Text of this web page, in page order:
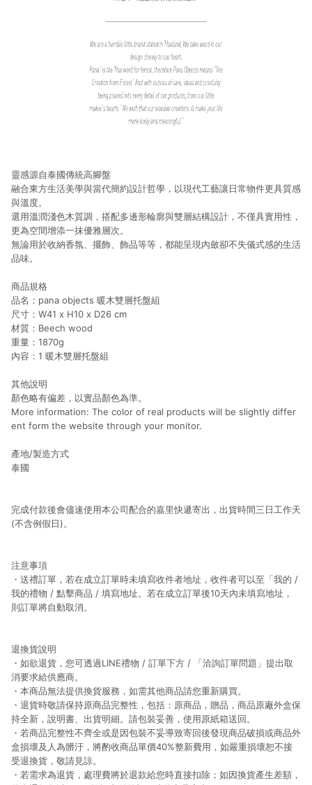
靈感源自泰國傳統高腳盤
融合東方生活美學與當代簡約設計哲學，以現代工藝讓日常物件更具質感
與溫度。
選用溫潤淺色木質調，搭配多邊形輪廓與雙層結構設計，不僅具實用性，
更為空間增添一抹優雅層次。
無論用於收納香氛、擺飾、飾品等等，都能呈現內斂卻不失儀式感的生活
品味。
商品規格
品名：pana objects 暖木雙層托盤組
尺寸：W41 x H10 x D26 cm
材質：Beech wood
重量：1870g
內容：1 暖木雙層托盤組
其他說明
顏色略有偏差，以實品顏色為準。
More information: The color of real products will be slightly differ
ent form the website through your monitor.
產地/製造方式
泰國
完成付款後會儘速使用本公司配合的嘉里快遞寄出，出貨時間三日工作天
(不含例假日)。
注意事項
・送禮訂單，若在成立訂單時未填寫收件者地址，收件者可以至「我的 /
我的禮物 / 點擊商品 / 填寫地址。若在成立訂單後10天內未填寫地址，
則訂單將自動取消。
退換貨說明
・如欲退貨，您可透過LINE禮物 / 訂單下方 / 「洽詢訂單問題」提出取
消要求給供應商。
・本商品無法提供換貨服務，如需其他商品請您重新購買。
・退貨時敬請保持原商品完整性，包括：原商品，贈品，商品原廠外盒保
持全新，說明書、出貨明細。請包裝妥善，使用原紙箱送回。
・若商品完整性不齊全或是因包裝不妥導致寄回後發現商品破損或商品外
盒損壞及人為髒汙，將酌收商品單價40%整新費用，如嚴重損壞恕不接
受退換貨，敬請見諒。
・若需求為退貨，處理費將於退款給您時直接扣除；如因換貨產生差額，